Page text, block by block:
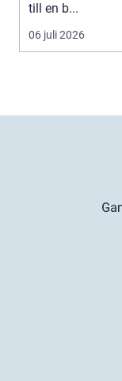
till en b...
06 juli 2026